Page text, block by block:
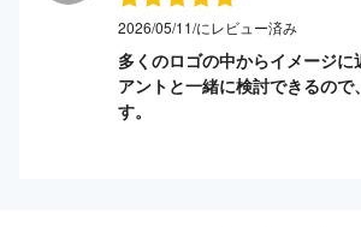
2026/05/11/にレビュー済み
多くのロゴの中からイメージに
アントと一緒に検討できるので
す。